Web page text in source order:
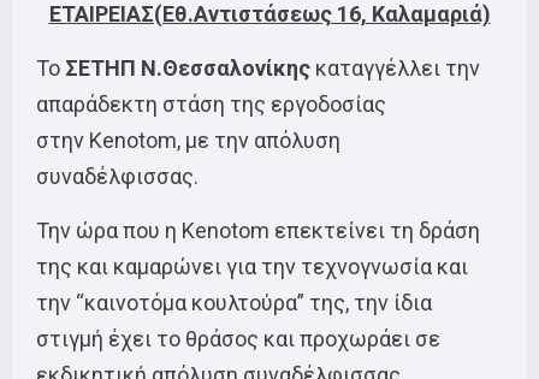
ΕΤΑΙΡΕΙΑΣ(Εθ.Αντιστάσεως 16, Καλαμαριά)
Το ΣΕΤΗΠ Ν.Θεσσαλονίκης καταγγέλλει την
απαράδεκτη στάση της εργοδοσίας
στην Kenotom, με την απόλυση
συναδέλφισσας.
Την ώρα που η Kenotom επεκτείνει τη δράση
της και καμαρώνει για την τεχνογνωσία και
την “καινοτόμα κουλτούρα” της, την ίδια
στιγμή έχει το θράσος και προχωράει σε